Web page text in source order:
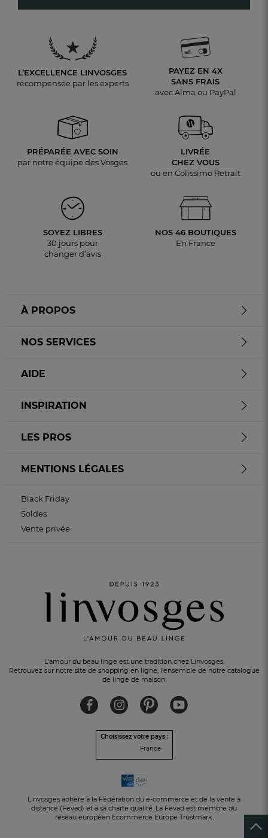
PAIEMENT EN 3 FOISsans frais avec Alma
L’EXCELLENCE LINVOSGES
récompensée par les experts
PAYEZ EN 4X
SANS FRAIS
avec Alma ou PayPal
PRÉPARÉE AVEC SOIN
par notre équipe des Vosges
LIVRÉE
CHEZ VOUS
ou en Colissimo Retrait
SOYEZ LIBRES
30 jours pour
changer d’avis
NOS 46 BOUTIQUES
En France
L'amour du beau linge est une tradition chez Linvosges.
Retrouvez sur notre site de shopping en ligne, l'ensemble de notre catalogue
de linge de maison.
Choisissez votre pays :
France
Linvosges adhère à la Fédération du e-commerce et de la vente à
distance (Fevad) et à sa charte qualité. La Fevad est membre du
réseau européen Ecommerce Europe Trustmark.
À PROPOS
NOS SERVICES
AIDE
INSPIRATION
LES PROS
MENTIONS LÉGALES
Black Friday
Soldes
Vente privée